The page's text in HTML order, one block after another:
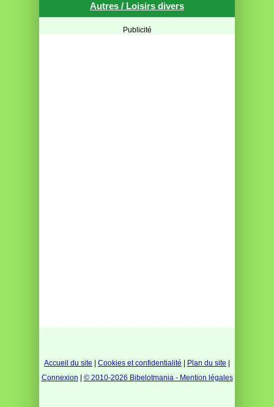
Autres / Loisirs divers
Publicité
Accueil du site Cookies et confidentialité Plan du site
Connexion
© 2010-2026 Bibelotmania - Mention légales